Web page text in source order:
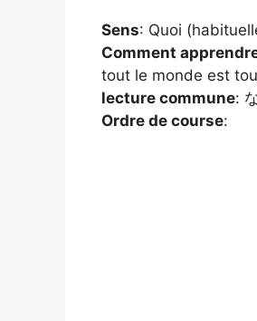
Sens: Quoi
Comment
tout le monde est
lecture commune:
Ordre de course: